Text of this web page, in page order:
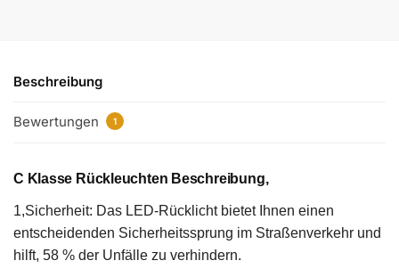
Beschreibung
Bewertungen 1
C Klasse Rückleuchten Beschreibung,
1,Sicherheit: Das LED-Rücklicht bietet Ihnen einen
entscheidenden Sicherheitssprung im Straßenverkehr und
hilft, 58 % der Unfälle zu verhindern.